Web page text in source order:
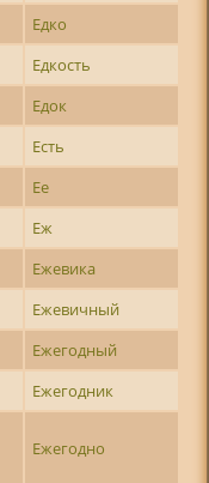
Едко
Едкость
Едок
Есть
Ее
Еж
Ежевика
Ежевичный
Ежегодный
Ежегодник
Ежегодно